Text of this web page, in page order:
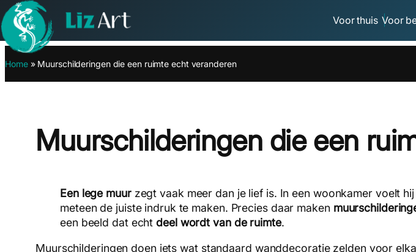
Ga
naar
de
Voor thuis Voor
Home» Muurschilderingen die een ruimte echt veranderen
Muurschilderingen die een
Een lege muurzegt vaak meer dan je lief is. In een woonkamer voelt
meteen de juiste indruk te maken. Precies daar maken
een beeld dat echtdeel wordt van de ruimte.
Muurschilderingen doen iets wat standaard wanddecoratie zelden voor